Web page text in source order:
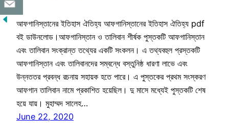
আফগানিস্তানের ইতিহাস ঐতিহ্য আফগানিস্তানের ইতিহাস ঐতিহ্য pdf
বই ডাউনলোড।আফগানিস্তান ও তালিবান শীর্ষক পুস্তকটি আফগানিস্তান
এবং তালিবান সংক্রান্ত তথ্যের একটি সংকলন। এ তথ্যবহুল প্রস্তকটি
আফগানিস্তান এবং তালিবানদের সম্বন্ধে বস্তুনিষ্ঠ ধারণা লাভে এবং
উন্নততর প্রবন্ধ রচনায় সহায়ক হতে পারে। এ পুস্তকের প্রথম সংস্করণ
আফগান তালিবান নামে প্রকাশিত হয়েছিল। দু মাসে মধ্যেই পুস্তকটি শেষ
হয়ে যায়। মুহাম্মদ সালেহ…
June 22, 2020